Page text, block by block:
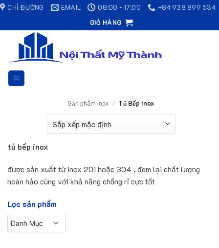
Bỏ
nội
CHỈ ĐƯỜNG EMAIL 08:00 - 17:00
+84 938 899 534
GIỎ HÀNG
Sản phẩm Inox / Tủ Bếp Inox
tủ bếp inox
được sản xuất từ inox 201 hoặc 304 , đem lại chất lượng
hoàn hảo cùng với khả năng chống rỉ cực tốt
Lọc sản phẩm
Danh Mục